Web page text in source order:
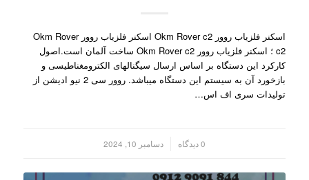
اسکنر فلزیاب روور Okm Rover c2 اسکنر فلزیاب روور Okm Rover
c2 ؛ اسکنر فلزیاب روور Okm Rover c2 ساخت آلمان است.اصول
کارکرد این دستگاه بر اساس ارسال سیگنالهای الکترومغناطیسی و
بازخورد آن به سیستم این دستگاه میباشد. روور سی 2 نیو ادیشن از
تولیدات سری اف اس…
0 دیدگاه دسامبر 10, 2024